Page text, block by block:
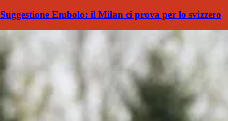
Suggestione Embolo: il Milan ci prova per lo svizzero